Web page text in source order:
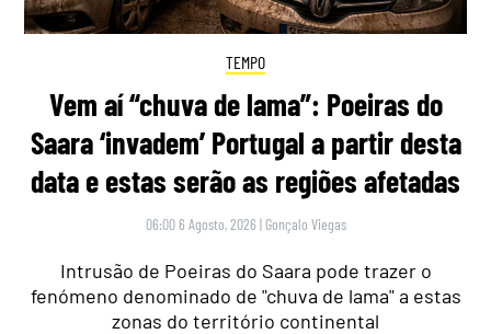
TEMPO
Vem aí “chuva de lama”: Poeiras do
Saara ‘invadem’ Portugal a partir desta
data e estas serão as regiões afetadas
06:00 6 Agosto, 2026 | Gonçalo Viegas
Intrusão de Poeiras do Saara pode trazer o
fenómeno denominado de "chuva de lama" a estas
zonas do território continental